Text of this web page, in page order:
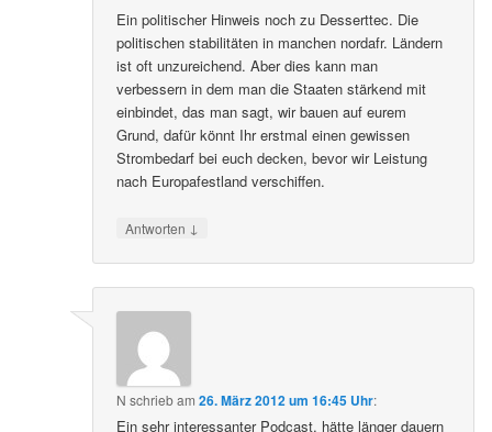
Ein politischer Hinweis noch zu Desserttec. Die
politischen stabilitäten in manchen nordafr. Ländern
ist oft unzureichend. Aber dies kann man
verbessern in dem man die Staaten stärkend mit
einbindet, das man sagt, wir bauen auf eurem
Grund, dafür könnt Ihr erstmal einen gewissen
Strombedarf bei euch decken, bevor wir Leistung
nach Europafestland verschiffen.
Antworten ↓
N schriebam26. März 2012 um 16:45 Uhr:
Ein sehr interessanter Podcast, hätte länger dauern